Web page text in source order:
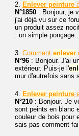
2. Enlever peinture
N°1850 : Bonjour, je
j'ai déjà vu sur ce
un produit assez
: un simple
3. Comment enlever
N°96 : Bonjour. J'ai
extérieur. Puis-je l'
mur d'autrefois sans
4. Enlever peinture
N°210 : Bonjour. Je
sont peints en blanc
couleur de bois pour
sais pas comment